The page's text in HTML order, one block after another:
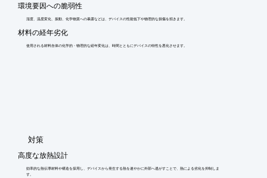
環境要因への脆弱性
湿度、温度変化、振動、化学物質への暴露などは、デバイスの性能低下や物理的な損傷を招きます。
材料の経年劣化
使用される材料自体の化学的・物理的な経年変化は、時間とともにデバイスの特性を悪化させます。
​対策
高度な放熱設計
効率的な熱伝導材料や構造を採用し、デバイスから発生する熱を速やかに外部へ逃がすことで、熱による劣化を抑制しま
す。